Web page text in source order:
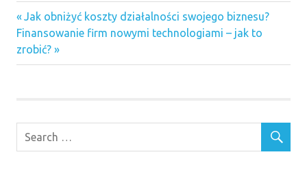
Nawigacja
wpisu
Previous
Post:
Jak obniżyć koszty działalności swojego biznesu?
Next
Post:
Finansowanie firm nowymi technologiami – jak to
zrobić?